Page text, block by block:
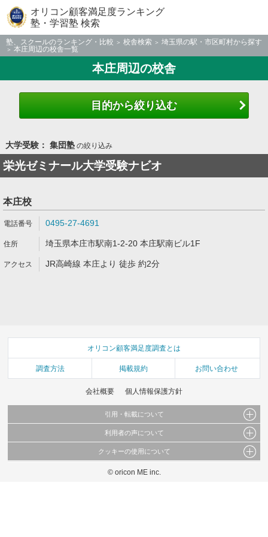
オリコン顧客満足度ランキング
塾・学習塾 検索
塾、スクールのランキング・比較 校舎検索
埼玉県の駅・市区町村から探す
本庄周辺の校舎一覧
本庄周辺の校舎
目的から絞り込む
大学受験： 集団塾の絞り込み
栄光ゼミナール大学受験ナビオ
本庄校
0495-27-4691
埼玉県本庄市駅南1-2-20 本庄駅南ビル1F
JR高崎線 本庄より 徒歩 約2分
オリコン顧客満足度調査とは
調査方法 掲載規約 お問い合わせ
会社概要 個人情報保護方針
引用・転載について
当サイトで公開されている情報（文字、写真、イラスト、画像データ等）及びこれらの配
これらの情報を権利者の許可なく無断転載・複製などの二次利用を行うことは固く禁じて
利用者の声について
当サイトに掲載している内容はすべてサービスの利用者が提出された見解・感想です。
弊社の見解・ 意見ではないことをご理解いただいた上でご覧ください。
クッキーの使用について
このサイトでは Cookie を使用して、ユーザーに合わせたコンテンツや広告の表示、ソー
© oricon ME inc.